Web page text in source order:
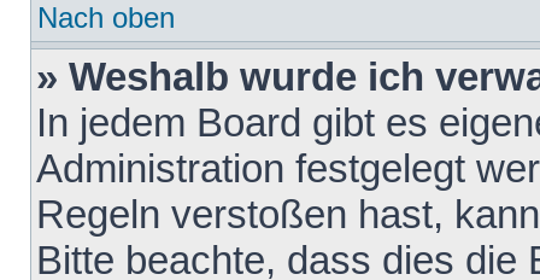
Nach oben
» Weshalb wurde ich
In jedem Board gibt es
Administration festgelegt
Regeln verstoßen hast,
Bitte beachte, dass dies die